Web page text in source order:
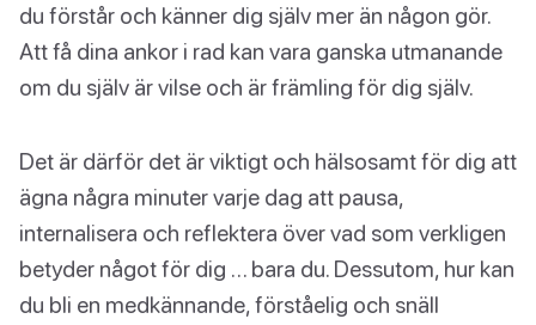
du förstår och känner dig själv mer än någon gör.
Att få dina ankor i rad kan vara ganska utmanande
om du själv är vilse och är främling för dig själv.
Det är därför det är viktigt och hälsosamt för dig att
ägna några minuter varje dag att pausa,
internalisera och reflektera över vad som verkligen
betyder något för dig … bara du. Dessutom, hur kan
du bli en medkännande, förståelig och snäll